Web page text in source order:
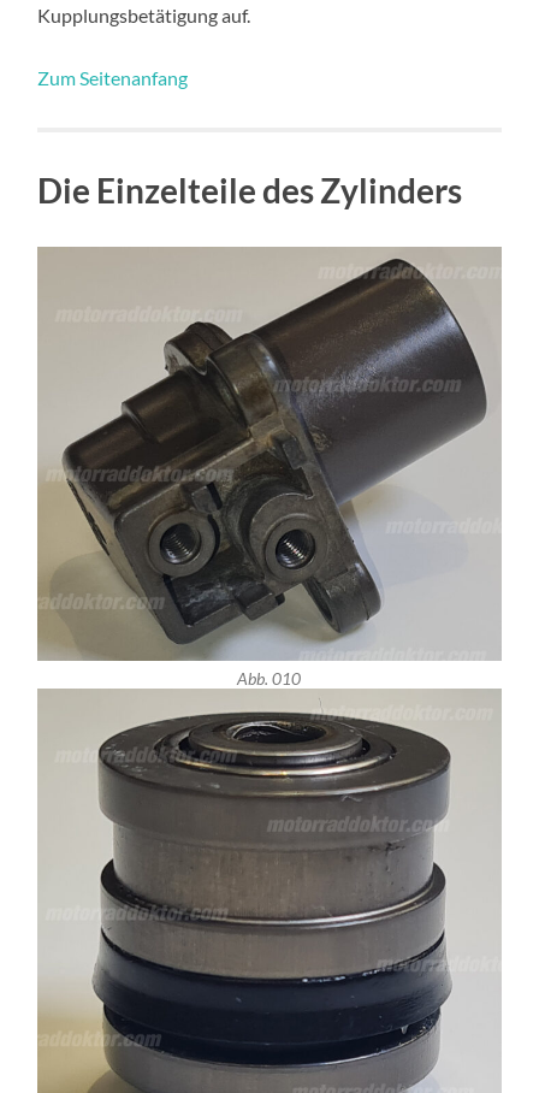
Kupplungsbetätigung auf.
Zum Seitenanfang
Die Einzelteile des Zylinders
Abb. 010